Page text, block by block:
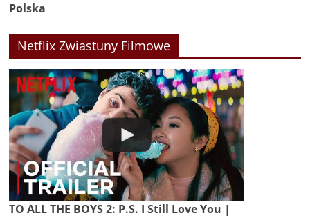
Polska
Netflix Zwiastuny Filmowe
TO ALL THE BOYS 2: P.S. I Still Love You |